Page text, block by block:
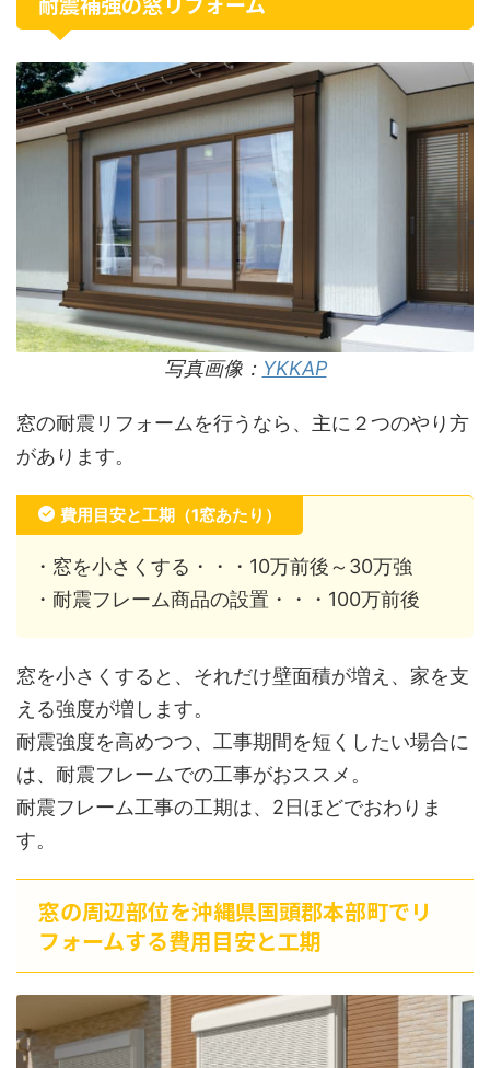
写真画像： YKKAP
窓の耐震リフォームを行うなら、主に２つのやり方
があります。
費用目安と工期（1窓あたり）
・窓を小さくする・・・10万前後～30万強
・耐震フレーム商品の設置・・・100万前後
窓を小さくすると、それだけ壁面積が増え、家を支
える強度が増します。
耐震強度を高めつつ、工事期間を短くしたい場合に
は、耐震フレームでの工事がおススメ。
耐震フレーム工事の工期は、2日ほどでおわりま
す。
窓の周辺部位を沖縄県国頭郡本部町でリ
フォームする費用目安と工期